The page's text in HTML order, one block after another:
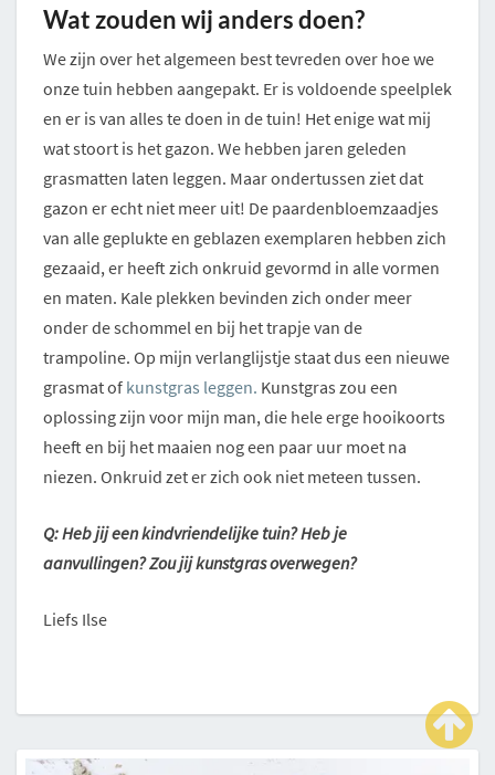
Wat zouden wij anders doen?
We zijn over het algemeen best tevreden over hoe we
onze tuin hebben aangepakt. Er is voldoende speelplek
en er is van alles te doen in de tuin! Het enige wat mij
wat stoort is het gazon. We hebben jaren geleden
grasmatten laten leggen. Maar ondertussen ziet dat
gazon er echt niet meer uit! De paardenbloemzaadjes
van alle geplukte en geblazen exemplaren hebben zich
gezaaid, er heeft zich onkruid gevormd in alle vormen
en maten. Kale plekken bevinden zich onder meer
onder de schommel en bij het trapje van de
trampoline. Op mijn verlanglijstje staat dus een nieuwe
grasmat of kunstgras leggen. Kunstgras zou een
oplossing zijn voor mijn man, die hele erge hooikoorts
heeft en bij het maaien nog een paar uur moet na
niezen. Onkruid zet er zich ook niet meteen tussen.
Q: Heb jij een kindvriendelijke tuin? Heb je
aanvullingen? Zou jij kunstgras overwegen?
Liefs Ilse